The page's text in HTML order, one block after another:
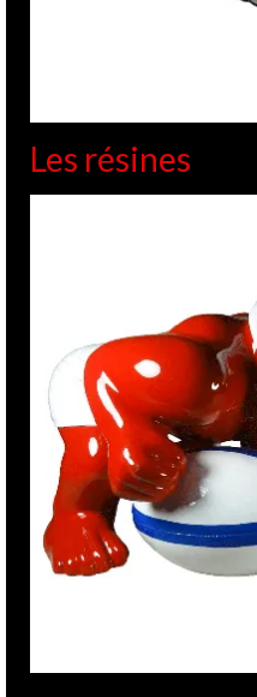
Les résines